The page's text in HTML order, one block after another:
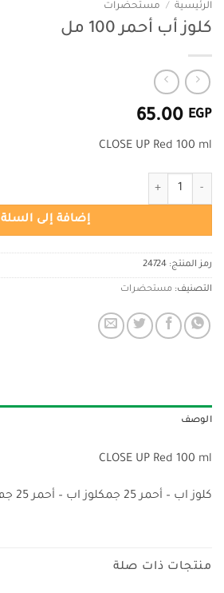
الرئيسية / مستحضرات
كلوز أب أحمر 100 مل
65.00 EGP
CLOSE UP Red 100 ml
كمية كلوز أب أحمر 100 مل
إضافة إلى السلة
رمز المنتج: 24724
التصنيف: مستحضرات
الوصف
CLOSE UP Red 100 ml
كلوز اب – أحمر 25 جمكلوز اب – أحمر 25 جم
منتجات ذات صلة